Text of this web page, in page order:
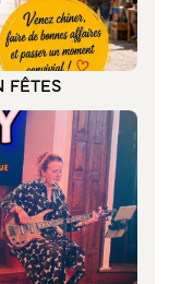
FÊTES
d’eau